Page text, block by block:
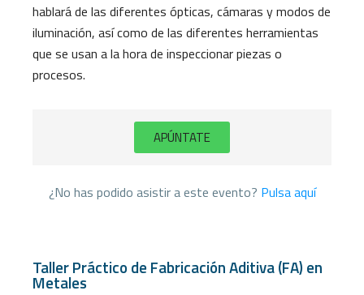
hablará de las diferentes ópticas, cámaras y modos de
iluminación, así como de las diferentes herramientas
que se usan a la hora de inspeccionar piezas o
procesos.
APÚNTATE
¿No has podido asistir a este evento? Pulsa aquí
Taller Práctico de Fabricación Aditiva (FA) en
Metales